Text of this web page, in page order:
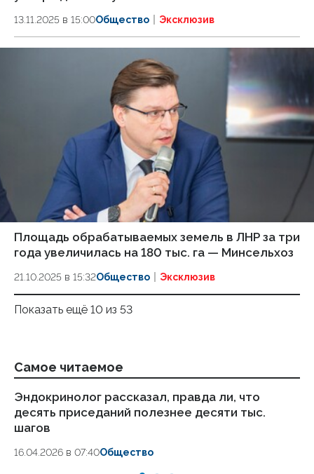
13.11.2025 в 15:00Общество Эксклюзив
Площадь обрабатываемых земель в ЛНР за три
года увеличилась на 180 тыс. га — Минсельхоз
21.10.2025 в 15:32Общество Эксклюзив
Показать ещё 10 из 53
Самое читаемое
Эндокринолог рассказал, правда ли, что
десять приседаний полезнее десяти тыс.
шагов
16.04.2026 в 07:40Общество